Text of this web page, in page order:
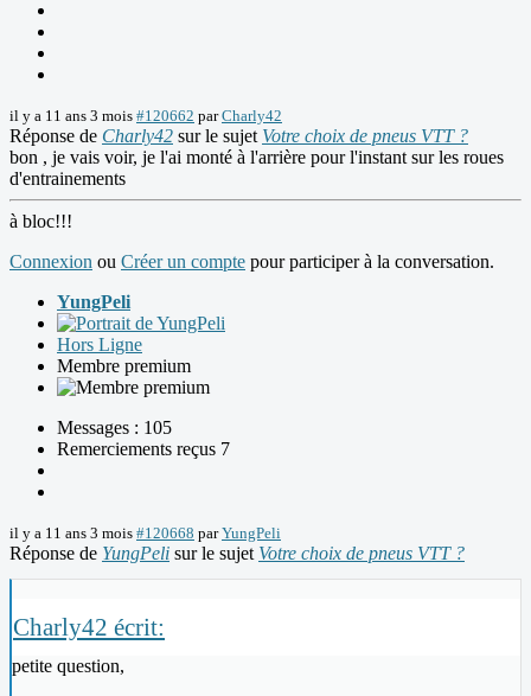
il y a 11 ans 3 mois #120662 parCharly42
Réponse de Charly42 sur le sujet Votre choix de pneus VTT ?
bon , je vais voir, je l'ai monté à l'arrière pour l'instant sur les roues
d'entrainements
à bloc!!!
Connexion ou Créer un compte pour participer à la conversation.
YungPeli
Hors Ligne
Membre premium
Messages : 105
Remerciements reçus 7
il y a 11 ans 3 mois #120668 parYungPeli
Réponse de YungPeli sur le sujet Votre choix de pneus VTT ?
Charly42 écrit:
petite question,